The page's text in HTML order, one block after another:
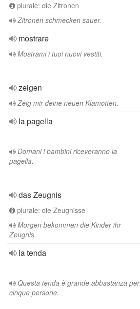
plurale: die Zitronen
Zitronen schmecken sauer.
mostrare
Mostrami i tuoi nuovi vestiti.
zeigen
Zeig mir deine neuen Klamotten.
la pagella
Domani i bambini riceveranno la
pagella.
das Zeugnis
plurale: die Zeugnisse
Morgen bekommen die Kinder ihr
Zeugnis.
la tenda
Questa tenda è grande abbastanza per
cinque persone.